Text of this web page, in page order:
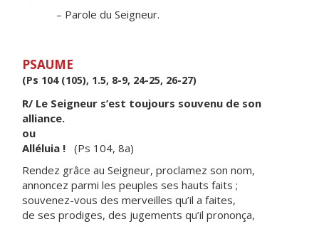
– Parole du Seigneur.
PSAUME
(Ps 104 (105), 1.5, 8-9, 24-25, 26-27)
R/ Le Seigneur s’est toujours souvenu de son
alliance.
ou
Alléluia ! (Ps 104, 8a)
Rendez grâce au Seigneur, proclamez son nom,
annoncez parmi les peuples ses hauts faits ;
souvenez-vous des merveilles qu’il a faites,
de ses prodiges, des jugements qu’il prononça,